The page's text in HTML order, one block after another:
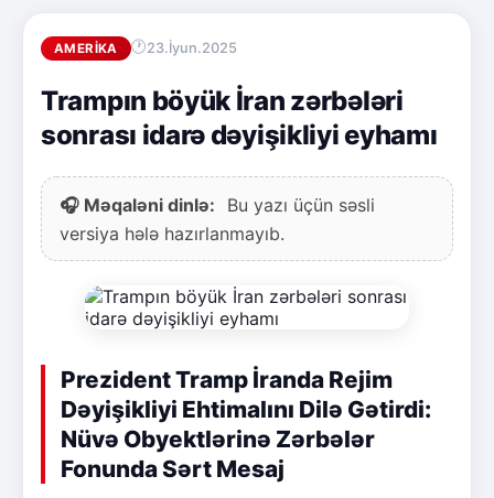
AMERIKA 23.İyun.2025
Trampın böyük İran zərbələri
sonrası idarə dəyişikliyi eyhamı
🎧 Məqaləni dinlə:
Bu yazı üçün səsli
versiya hələ hazırlanmayıb.
Prezident Tramp İranda Rejim
Dəyişikliyi Ehtimalını Dilə Gətirdi:
Nüvə Obyektlərinə Zərbələr
Fonunda Sərt Mesaj